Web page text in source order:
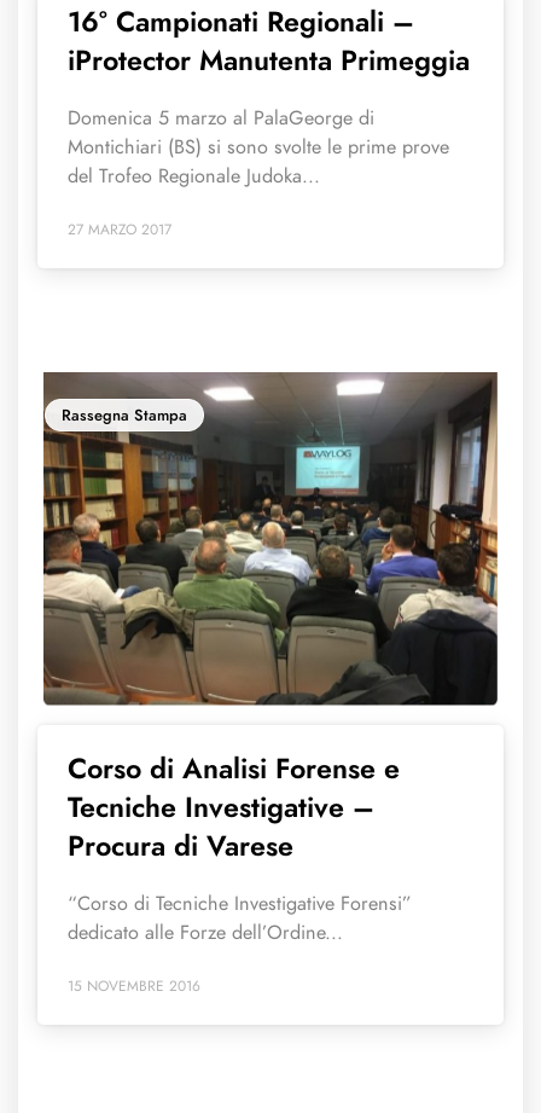
16° Campionati Regionali –
iProtector Manutenta Primeggia
Domenica 5 marzo al PalaGeorge di
Montichiari (BS) si sono svolte le prime prove
del Trofeo Regionale Judoka...
27 MARZO 2017
Rassegna Stampa
Corso di Analisi Forense e
Tecniche Investigative –
Procura di Varese
“Corso di Tecniche Investigative Forensi”
dedicato alle Forze dell’Ordine...
15 NOVEMBRE 2016